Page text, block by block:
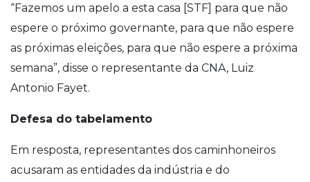
“Fazemos um apelo a esta casa [STF] para que não
espere o próximo governante, para que não espere
as próximas eleições, para que não espere a próxima
semana”, disse o representante da CNA, Luiz
Antonio Fayet.
Defesa do tabelamento
Em resposta, representantes dos caminhoneiros
acusaram as entidades da indústria e do